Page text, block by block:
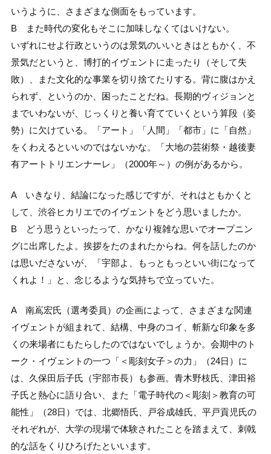
いうように、さまざまな側面をもっています。
B また時代の変化もそこに加味しなくてはいけない。
いずれにせよ行政というのは景気のいいときはともかく、不
景気だというと、博打的イヴェントに走ったり（そして失
敗）、また文化的な事業を切り捨てたりする。背に腹はかえ
られず、というのか、困ったことだね。長期的ヴィジョンと
までいわないが、じっくりと養い育てていくという算段（姿
勢）に欠けている。「アート」「人間」「都市」に「自然」
をくわえるといいのではないかな。「大地の芸術祭・越後妻
有アートトリエンナーレ」（2000年～）の例があるから。
A いきなり、結論になった感じですが、それはともかくと
して、渋谷ヒカリエでのイヴェントをどう思いましたか。
B どう思うといったって、かなり複雑な思いでオープニン
グに出席したよ。挨拶をたのまれたからね。何を話したのか
は思いださないが、「宇部よ、もっともっといい街になって
くれよ！」と、念じるような気持ちで立っていた。
A 南嶌宏氏（選考委員）の企画によって、さまざまな関連
イヴェントが組まれて、結構、中身のコイ、斬新な印象を多
くの来場者にもたらしたのではないでしょうか。会期中のト
ーク・イヴェントの一つ「＜彫刻女子＞の力」（24日）に
は、久保田后子氏（宇部市長）も参画。青木野枝氏、津田裕
子氏と熱心に語り合い、また「電子時代の＜彫刻＞教育の可
能性」（28日）では、北郷悟氏、戸谷成雄氏、平戸貢児氏の
それぞれが、大学の現場で体験されたことを踏まえて、刺戟
的な話をくりひろげたといいます。